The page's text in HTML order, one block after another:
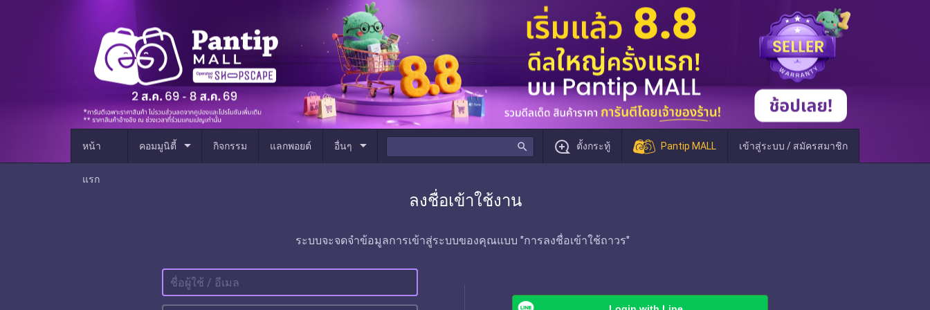
หน้า
แรก
คอมมูนิตี้ arrow_drop_down กิจกรรม แลกพอยต์ อื่นๆ arrow_drop_down search ตั้งกระทู้ Pantip MALL เข้าสู่ระบบ / สมัครสมาชิก
ลงชื่อเข้าใช้งาน
ระบบจะจดจำข้อมูลการเข้าสู่ระบบของคุณแบบ "การลงชื่อเข้าใช้ถาวร"